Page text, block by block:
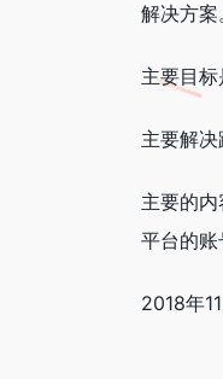
解决方案
主要目
主要解决
主要的
平台的账
2018年